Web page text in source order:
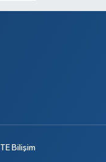
TE Bilişim